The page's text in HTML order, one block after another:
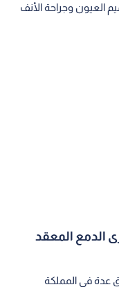
العيون وجراحة الأنف
الدمع المعقد
عدة في المملكة